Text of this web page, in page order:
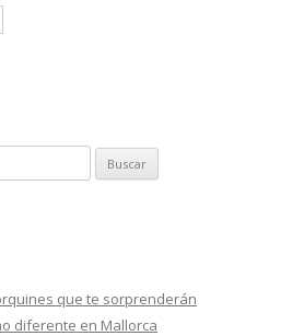
que te sorprenderán
diferente en Mallorca